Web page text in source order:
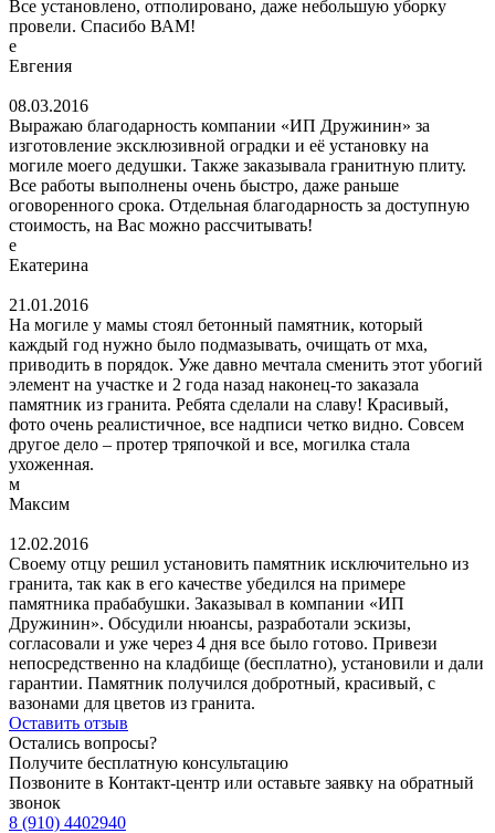
Все установлено, отполировано, даже небольшую уборку
провели. Спасибо ВАМ!
е
Евгения
08.03.2016
Выражаю благодарность компании «ИП Дружинин» за
изготовление эксклюзивной оградки и её установку на
могиле моего дедушки. Также заказывала гранитную плиту.
Все работы выполнены очень быстро, даже раньше
оговоренного срока. Отдельная благодарность за доступную
стоимость, на Вас можно рассчитывать!
е
Екатерина
21.01.2016
На могиле у мамы стоял бетонный памятник, который
каждый год нужно было подмазывать, очищать от мха,
приводить в порядок. Уже давно мечтала сменить этот убогий
элемент на участке и 2 года назад наконец-то заказала
памятник из гранита. Ребята сделали на славу! Красивый,
фото очень реалистичное, все надписи четко видно. Совсем
другое дело – протер тряпочкой и все, могилка стала
ухоженная.
м
Максим
12.02.2016
Своему отцу решил установить памятник исключительно из
гранита, так как в его качестве убедился на примере
памятника прабабушки. Заказывал в компании «ИП
Дружинин». Обсудили нюансы, разработали эскизы,
согласовали и уже через 4 дня все было готово. Привези
непосредственно на кладбище (бесплатно), установили и дали
гарантии. Памятник получился добротный, красивый, с
вазонами для цветов из гранита.
Оставить отзыв
Остались вопросы?
Получите бесплатную консультацию
Позвоните в Контакт-центр или оставьте заявку на обратный
звонок
8 (910) 4402940